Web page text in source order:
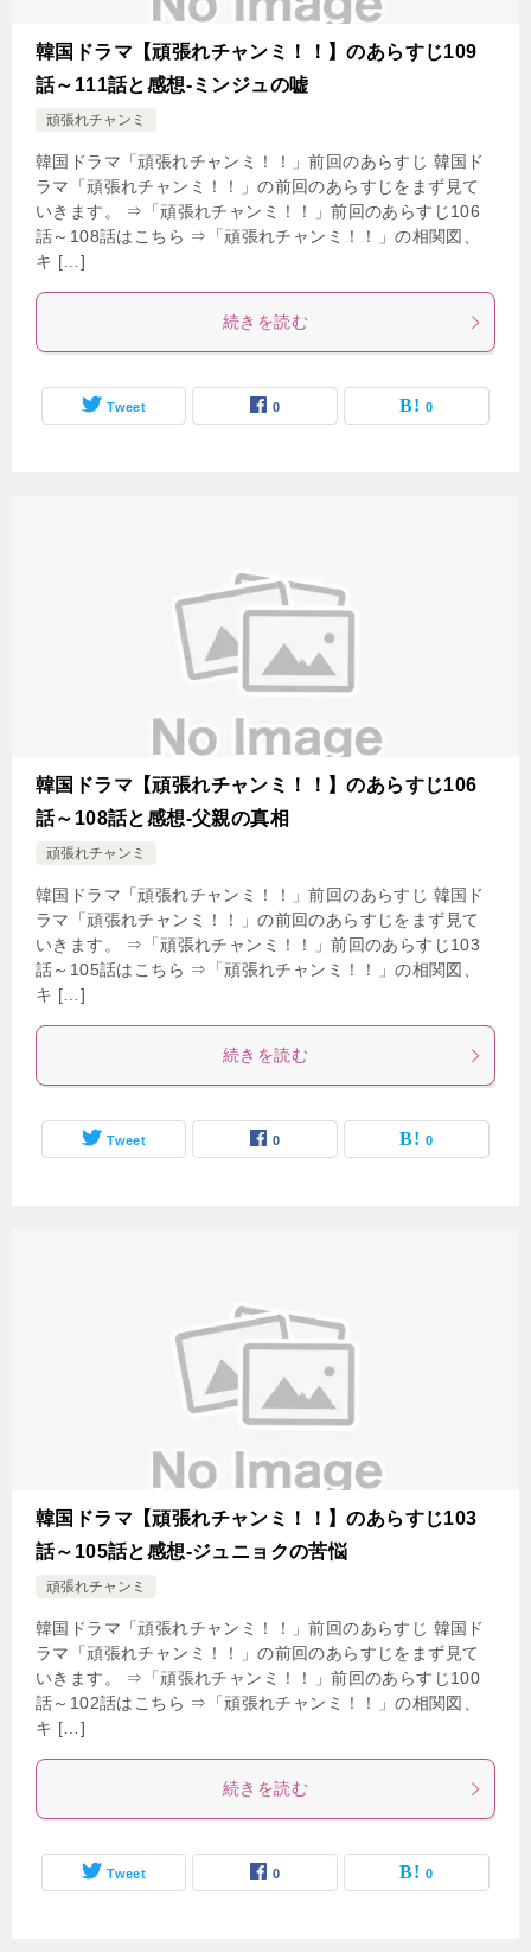
韓国ドラマ【頑張れチャンミ！！】のあらすじ109
話～111話と感想-ミンジュの嘘
頑張れチャンミ
韓国ドラマ「頑張れチャンミ！！」前回のあらすじ 韓国ド
ラマ「頑張れチャンミ！！」の前回のあらすじをまず見て
いきます。 ⇒「頑張れチャンミ！！」前回のあらすじ106
話～108話はこちら ⇒「頑張れチャンミ！！」の相関図、
キ […]
続きを読む
Tweet 0 0
韓国ドラマ【頑張れチャンミ！！】のあらすじ106
話～108話と感想-父親の真相
頑張れチャンミ
韓国ドラマ「頑張れチャンミ！！」前回のあらすじ 韓国ド
ラマ「頑張れチャンミ！！」の前回のあらすじをまず見て
いきます。 ⇒「頑張れチャンミ！！」前回のあらすじ103
話～105話はこちら ⇒「頑張れチャンミ！！」の相関図、
キ […]
続きを読む
Tweet 0 0
韓国ドラマ【頑張れチャンミ！！】のあらすじ103
話～105話と感想-ジュニョクの苦悩
頑張れチャンミ
韓国ドラマ「頑張れチャンミ！！」前回のあらすじ 韓国ド
ラマ「頑張れチャンミ！！」の前回のあらすじをまず見て
いきます。 ⇒「頑張れチャンミ！！」前回のあらすじ100
話～102話はこちら ⇒「頑張れチャンミ！！」の相関図、
キ […]
続きを読む
Tweet 0 0